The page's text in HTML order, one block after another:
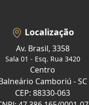
Localização
Av. Brasil, 3358
Sala 01 - Esq. Rua 3420
Centro
Camboriú - SC
CEP: 88330-063